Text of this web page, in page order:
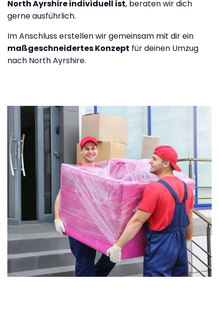
North Ayrshire individuell ist, beraten wir dich
gerne ausführlich.
Im Anschluss erstellen wir gemeinsam mit dir ein
maßgeschneidertes Konzept für deinen Umzug
nach North Ayrshire.